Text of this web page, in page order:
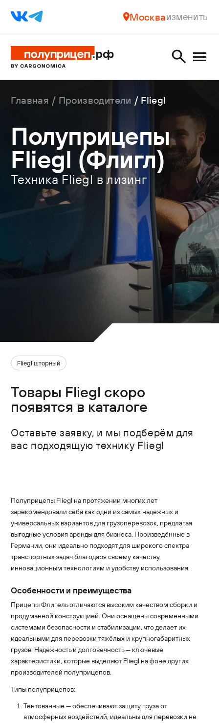
Москваизменить
Главная Производители Fliegl
Полуприцепы
Fliegl (Флигл)
Техника Fliegl в лизинг
Fliegl шторный
Товары Fliegl скоро
появятся в каталоге
Оставьте заявку, и мы подберём для
вас подходящую технику Fliegl
Полуприцепы Fliegl на протяжении многих лет
зарекомендовали себя как одни из самых надёжных и
универсальных вариантов для грузоперевозок, предлагая
выгодные условия аренды для бизнеса. Произведённые в
Германии, они идеально подходят для широкого спектра
транспортных задач благодаря своему качеству,
инновационным технологиям и удобству использования.
Особенности и преимущества
Прицепы Флигель отличаются высоким качеством сборки и
продуманной конструкцией. Они оснащены современными
системами безопасности и стабилизации, что делает их
идеальными для перевозки тяжёлых и крупногабаритных
грузов. Надёжность и долговечность — ключевые
характеристики, которые выделяют Fliegl на фоне других
производителей полуприцепов.
Типы полуприцепов:
Тентованные — обеспечивают защиту груза от
атмосферных воздействий, идеальны для перевозки не